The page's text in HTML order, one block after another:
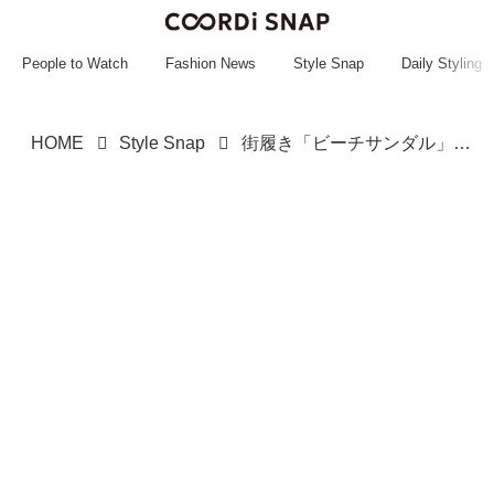
~~~~~~~~~~~
People to Watch Fashion News Style Snap Daily Styling
HOME Style Snap 街履き「ビーチサンダル」はレザーのスパイスが鍵！【ストリートスナップ】